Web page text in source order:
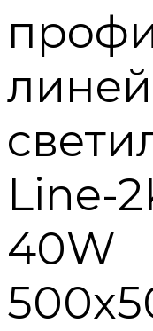
Line-
40W